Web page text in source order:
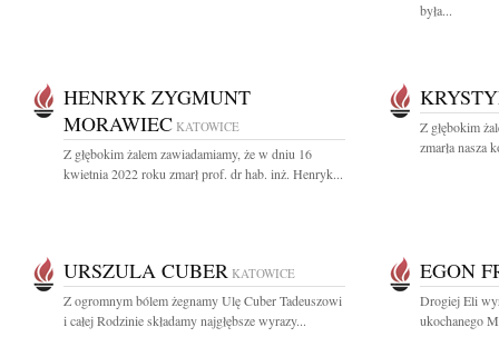
była...
HENRYK ZYGMUNT
MORAWIEC KATOWICE
Z głębokim żalem zawiadamiamy, że w dniu 16
kwietnia 2022 roku zmarł prof. dr hab. inż. Henryk...
Z głębokim
zmarła nasza
URSZULA CUBER KATOWICE
Z ogromnym bólem żegnamy Ulę Cuber Tadeuszowi
i całej Rodzinie składamy najgłębsze wyrazy...
EGON
Drogiej Eli
ukochanego